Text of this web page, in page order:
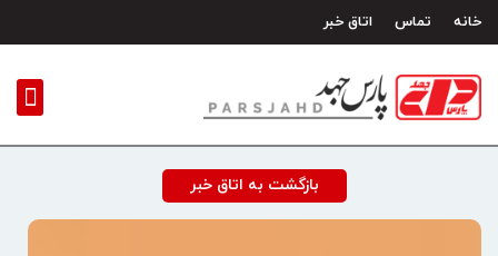
خانه تماس اتاق خبر
بازگشت به اتاق خبر